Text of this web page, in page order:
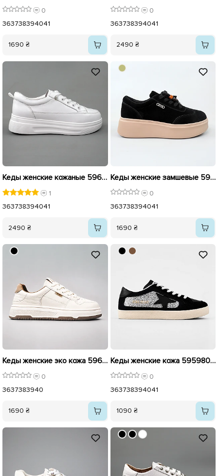
0
363738394041
1690 ₴
0
363738394041
2490 ₴
Кеды женские кожаные 596010 Белые
1
363738394041
2490 ₴
Кеды женские замшевые 596115 Черные
0
363738394041
1690 ₴
Кеды женские эко кожа 596011 Бежевые
0
3637383940
1690 ₴
Кеды женские кожа 595980 Черные с серыми серебристыми
0
363738394041
1090 ₴